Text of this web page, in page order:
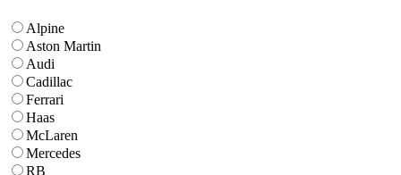
Alpine
Aston Martin
Audi
Cadillac
Ferrari
Haas
McLaren
Mercedes
RB